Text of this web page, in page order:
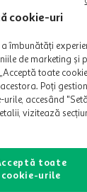
o singura
promotionale
cu alti
in
utilizarii
sau in perioada
la sistemul
CITESTE MAI MULT
mereu la
cookie-uri
îmbunătăți
de marketing și
toate
Poți
accesând
vizitează
toate
cookie-urile